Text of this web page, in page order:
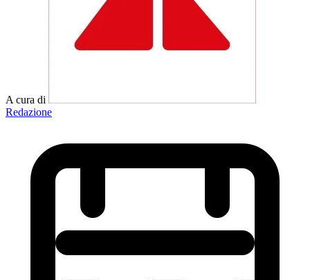
A cura di
Redazione